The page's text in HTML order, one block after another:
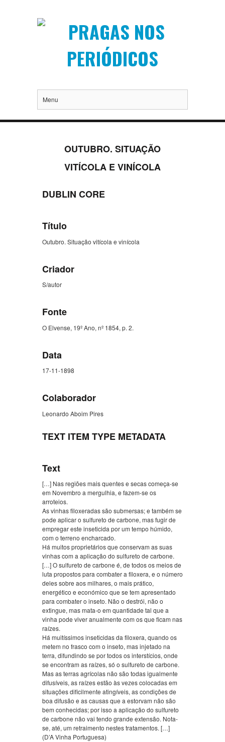
Menu
OUTUBRO. SITUAÇÃO
VITÍCOLA E VINÍCOLA
DUBLIN CORE
Título
Outubro. Situação vitícola e vinícola
Criador
S/autor
Fonte
O Elvense, 19º Ano, nº 1854, p. 2.
Data
17-11-1898
Colaborador
Leonardo Aboim Pires
TEXT ITEM TYPE METADATA
Text
[…] Nas regiões mais quentes e secas começa-se
em Novembro a mergulhia, e fazem-se os
arroteios.
As vinhas filoxeradas são submersas; e também se
pode aplicar o sulfureto de carbone, mas fugir de
empregar este inseticida por um tempo húmido,
com o terreno encharcado.
Há muitos proprietários que conservam as suas
vinhas com a aplicação do sulfureto de carbone.
[…] O sulfureto de carbone é, de todos os meios de
luta propostos para combater a filoxera, e o número
deles sobre aos milhares, o mais prático,
energético e económico que se tem apresentado
para combater o inseto. Não o destrói, não o
extingue, mas mata-o em quantidade tal que a
vinha pode viver anualmente com os que ficam nas
raízes.
Há muitíssimos inseticidas da filoxera, quando os
metem no frasco com o inseto, mas injetado na
terra, difundindo se por todos os interstícios, onde
se encontram as raízes, só o sulfureto de carbone.
Mas as terras agrícolas não são todas igualmente
difusíveis, as raízes estão às vezes colocadas em
situações dificilmente atingíveis, as condições de
boa difusão e as causas que a estorvam não são
bem conhecidas; por isso a aplicação do sulfureto
de carbone não vai tendo grande extensão. Nota-
se, até, um retraimento nestes tratamentos. […]
(D’A Vinha Portuguesa)